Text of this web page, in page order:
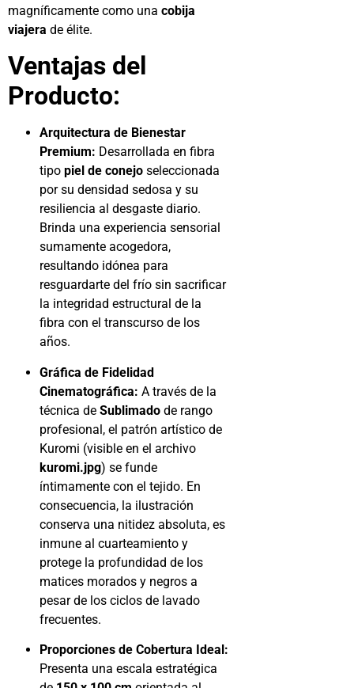
magníficamente como una cobija
viajera de élite.
Ventajas del
Producto:
Arquitectura de Bienestar
Premium: Desarrollada en fibra
tipo piel de conejo seleccionada
por su densidad sedosa y su
resiliencia al desgaste diario.
Brinda una experiencia sensorial
sumamente acogedora,
resultando idónea para
resguardarte del frío sin sacrificar
la integridad estructural de la
fibra con el transcurso de los
años.
Gráfica de Fidelidad
Cinematográfica: A través de la
técnica de Sublimado de rango
profesional, el patrón artístico de
Kuromi (visible en el archivo
kuromi.jpg) se funde
íntimamente con el tejido. En
consecuencia, la ilustración
conserva una nitidez absoluta, es
inmune al cuarteamiento y
protege la profundidad de los
matices morados y negros a
pesar de los ciclos de lavado
frecuentes.
Proporciones de Cobertura Ideal:
Presenta una escala estratégica